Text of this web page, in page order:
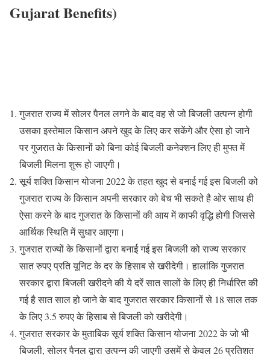
Gujarat Benefits)
गुजरात राज्य में सोलर पैनल लगने के बाद वह से जो बिजली उत्पन्न होगी
उसका इस्तेमाल किसान अपने खुद के लिए कर सकेंगे और ऐसा हो जाने
पर गुजरात के किसानों को बिना कोई बिजली कनेक्शन लिए ही मुफ्त में
बिजली मिलना शुरू हो जाएगी।
सूर्य शक्ति किसान योजना 2022 के तहत खुद से बनाई गई इस बिजली को
गुजरात राज्य के किसान अपनी सरकार को बेच भी सकते है ओर साथ ही
ऐसा करने के बाद गुजरात के किसानों की आय में काफी वृद्धि होगी जिससे
आर्थिक स्थिति में सुधार आएगा।
गुजरात राज्यों के किसानों द्वारा बनाई गई इस बिजली को राज्य सरकार
सात रुपए प्रति यूनिट के दर के हिसाब से खरीदेगी। हालांकि गुजरात
सरकार द्वारा बिजली खरीदने की ये दरें सात सालों के लिए ही निर्धारित की
गई है सात साल हो जाने के बाद गुजरात सरकार किसानों से 18 साल तक
के लिए 3.5 रुपए के हिसाब से बिजली को खरीदेगी।
गुजरात सरकार के मुताबिक सूर्य शक्ति किसान योजना 2022 के जो भी
बिजली, सोलर पैनल द्वारा उत्पन्न की जाएगी उसमें से केवल 26 प्रतिशत